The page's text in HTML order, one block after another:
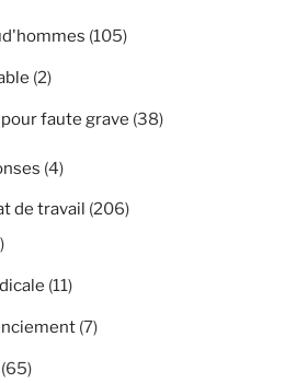
(105)
(2)
faute grave (38)
(4)
de travail (206)
(11)
(7)
(65)